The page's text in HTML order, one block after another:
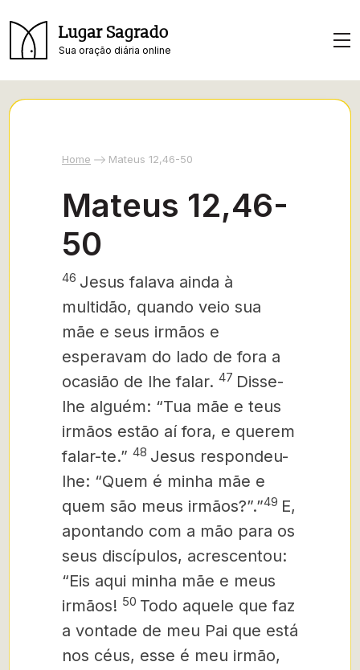
Lugar Sagrado
Sua oração diária online
Home Mateus 12,46-50
Mateus 12,46-
50
46 Jesus falava ainda à
multidão, quando veio sua
mãe e seus irmãos e
esperavam do lado de fora a
ocasião de lhe falar. 47 Disse-
lhe alguém: “Tua mãe e teus
irmãos estão aí fora, e querem
falar-te.” 48 Jesus respondeu-
lhe: “Quem é minha mãe e
quem são meus irmãos?”.”49 E,
apontando com a mão para os
seus discípulos, acrescentou:
“Eis aqui minha mãe e meus
irmãos! 50 Todo aquele que faz
a vontade de meu Pai que está
nos céus, esse é meu irmão,